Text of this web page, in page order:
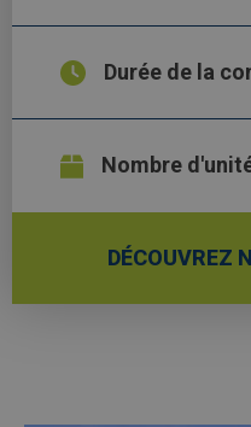
Durée de la
Nombre
DÉCOUVREZ